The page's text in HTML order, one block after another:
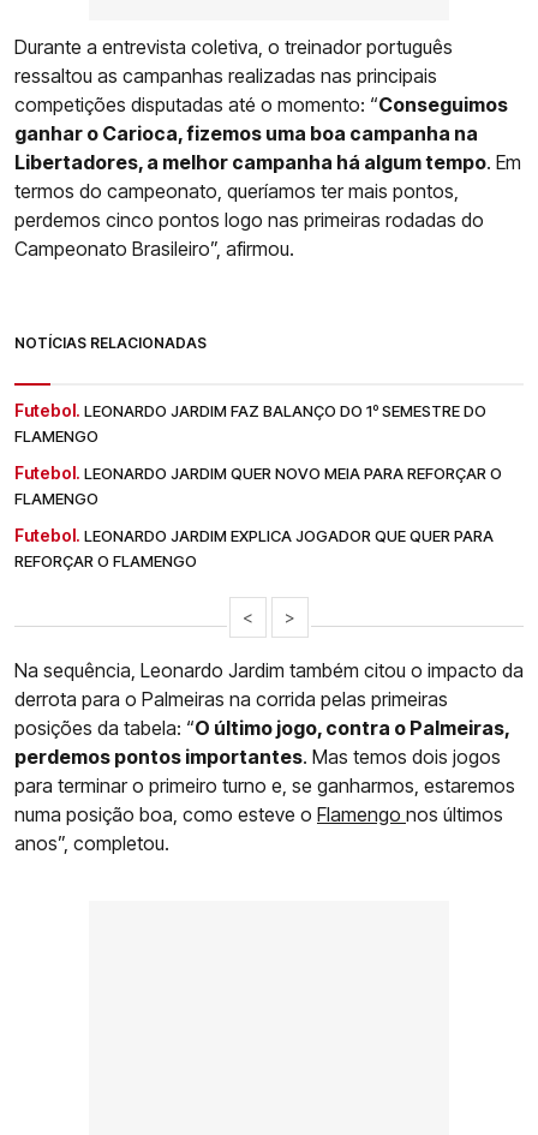
Durante a entrevista coletiva, o treinador português
ressaltou as campanhas realizadas nas principais
competições disputadas até o momento: “Conseguimos
ganhar o Carioca, fizemos uma boa campanha na
Libertadores, a melhor campanha há algum tempo. Em
termos do campeonato, queríamos ter mais pontos,
perdemos cinco pontos logo nas primeiras rodadas do
Campeonato Brasileiro”, afirmou.
NOTÍCIAS RELACIONADAS
Futebol. LEONARDO JARDIM FAZ BALANÇO DO 1º SEMESTRE DO
FLAMENGO
Futebol. LEONARDO JARDIM QUER NOVO MEIA PARA REFORÇAR O
FLAMENGO
Futebol. LEONARDO JARDIM EXPLICA JOGADOR QUE QUER PARA
REFORÇAR O FLAMENGO
< >
Na sequência, Leonardo Jardim também citou o impacto da
derrota para o Palmeiras na corrida pelas primeiras
posições da tabela: “O último jogo, contra o Palmeiras,
perdemos pontos importantes. Mas temos dois jogos
para terminar o primeiro turno e, se ganharmos, estaremos
numa posição boa, como esteve o Flamengo nos últimos
anos”, completou.